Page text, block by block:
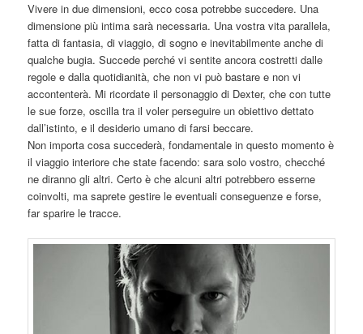
Vivere in due dimensioni, ecco cosa potrebbe succedere. Una
dimensione più intima sarà necessaria. Una vostra vita parallela,
fatta di fantasia, di viaggio, di sogno e inevitabilmente anche di
qualche bugia. Succede perché vi sentite ancora costretti dalle
regole e dalla quotidianità, che non vi può bastare e non vi
accontenterà. Mi ricordate il personaggio di Dexter, che con tutte
le sue forze, oscilla tra il voler perseguire un obiettivo dettato
dall’istinto, e il desiderio umano di farsi beccare.
Non importa cosa succederà, fondamentale in questo momento è
il viaggio interiore che state facendo: sara solo vostro, checché
ne diranno gli altri. Certo è che alcuni altri potrebbero esserne
coinvolti, ma saprete gestire le eventuali conseguenze e forse,
far sparire le tracce.